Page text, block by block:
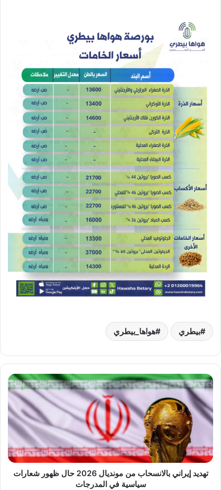
بيطري هواها_بيطري
تهديد
إيراني
بالانسحاب
من
مونديال
ظهور
شعارات
سياسية
تهديد إيراني بالانسحاب من مونديال 2026 حال ظهور شعارات
سياسية في المدرجات